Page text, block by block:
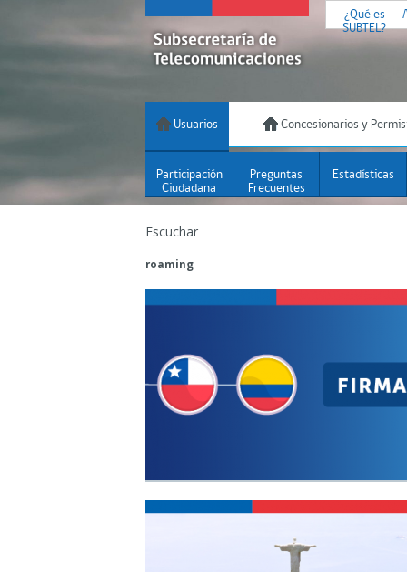
¿Qué es
SUBTEL?
Usuarios Concesionarios y
Participación
Ciudadana
Preguntas
Frecuentes
Estadísticas
Escuchar
roaming